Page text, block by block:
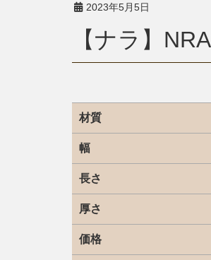
2023年5月5日
【ナラ】
材質
幅
長さ
厚さ
価格